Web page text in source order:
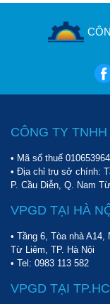
CÔNG TY
• Mã số thuế
• Địa chỉ trụ sở chính:
P. Cầu Diễn, Q. Nam
VPGD TẠI HÀ
• Tầng 6, Tòa nhà
Từ Liêm, TP. Hà Nội
• Tel: 0983 113 582
VPGD TẠI